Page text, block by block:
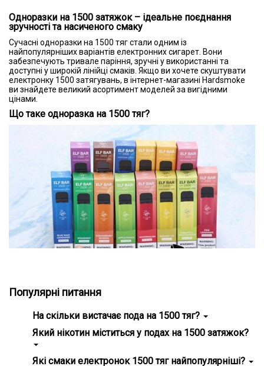
Електронні сигарети (POD)
Комплектуючі для POD
Рідини для електронних сигарет
Знижки та опт
Одноразки на 1500 затяжок – ідеальне поєднання
зручності та насиченого смаку
Сучасні одноразки на 1500 тяг стали одним із
найпопулярніших варіантів електронних сигарет. Вони
забезпечують тривале паріння, зручні у використанні та
доступні у широкій лінійці смаків. Якщо ви хочете скуштувати
електронку 1500 затягувань, в інтернет-магазині Hardsmoke
ви знайдете великий асортимент моделей за вигідними
цінами.
Що таке одноразка на 1500 тяг?
Популярні питання
На скільки вистачає пода на 1500 тяг?
Середній час використання залежить від інтенсивності
паріння. Зазвичай він слугує від 3 до 7 днів.
Який нікотин міститься у подах на 1500 затяжок?
Більшість моделей мають вміст нікотину від 2 до 5%.
Які смаки електронок 1500 тяг найпопулярніші?